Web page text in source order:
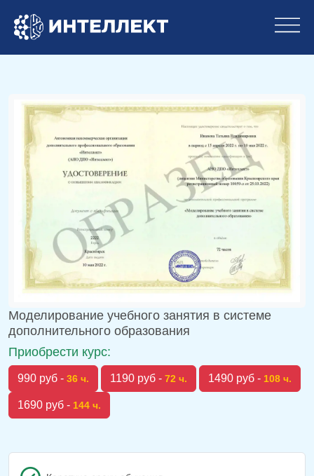
Моделирование учебного занятия в системе
дополнительного образования
Приобрести курс:
990 руб - 36 ч. 1190 руб - 72 ч. 1490 руб - 108 ч.
1690 руб - 144 ч.